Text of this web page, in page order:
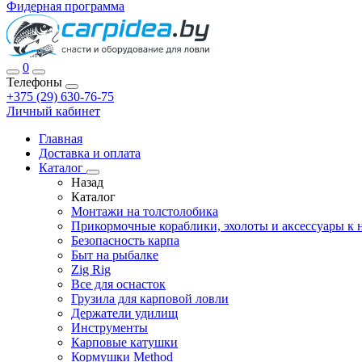
Фидерная программа
0
Телефоны
+375 (29) 630-76-75
Личный кабинет
Главная
Доставка и оплата
Каталог
Назад
Каталог
Монтажи на толстолобика
Прикормочные кораблики, эхолоты и аксессуары к
Безопасность карпа
Быт на рыбалке
Zig Rig
Все для оснасток
Грузила для карповой ловли
Держатели удилищ
Инструменты
Карповые катушки
Кормушки Method